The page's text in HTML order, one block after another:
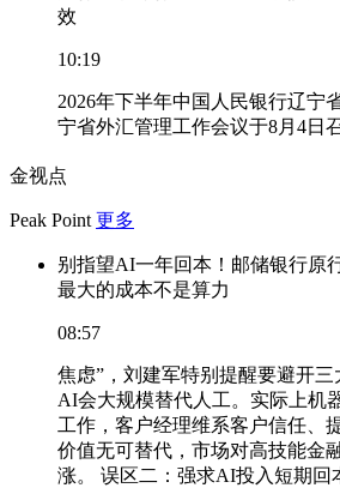
效
10:19
2026年下半年中国人民银行辽宁
宁省外汇管理工作会议于8月4日召
金视点
Peak Point 更多
别指望AI一年回本！邮储银行原
最大的成本不是算力
08:57
焦虑”，刘建军特别提醒要避开三
AI会大规模替代人工。实际上机
工作，客户经理维系客户信任、
价值无可替代，市场对高技能金
涨。 误区二：强求AI投入短期回